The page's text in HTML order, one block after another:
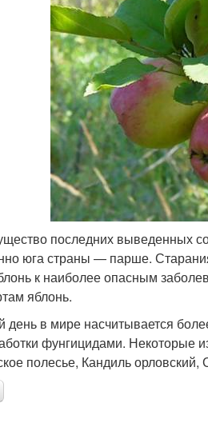
последних выведенных
юга страны — парше.
к наиболее опасным
яблонь.
день в мире насчитывается
фунгицидами. Некоторые
полесье, Кандиль орловский,